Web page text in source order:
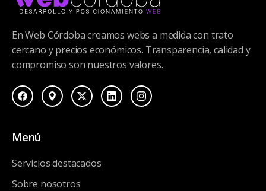
En Web Córdoba creamos webs a medida con trato
cercano y precios económicos. Transparencia, calidad y
compromiso son nuestros valores.
Menú
Servicios destacados
Sobre nosotros